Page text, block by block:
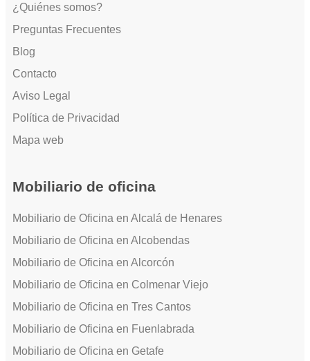
¿Quiénes somos?
Preguntas Frecuentes
Blog
Contacto
Aviso Legal
Política de Privacidad
Mapa web
Mobiliario de oficina
Mobiliario de Oficina en Alcalá de Henares
Mobiliario de Oficina en Alcobendas
Mobiliario de Oficina en Alcorcón
Mobiliario de Oficina en Colmenar Viejo
Mobiliario de Oficina en Tres Cantos
Mobiliario de Oficina en Fuenlabrada
Mobiliario de Oficina en Getafe